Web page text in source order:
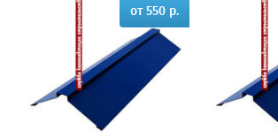
от 550 р.